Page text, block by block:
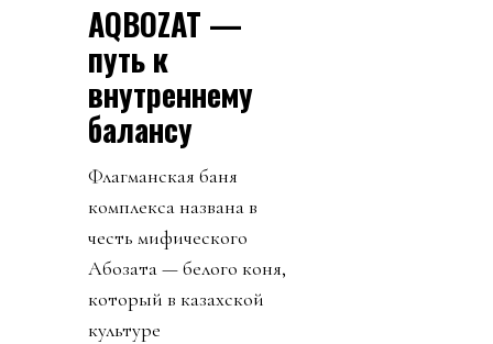
AQBOZAT —
путь к
внутреннему
балансу
Флагманская баня
комплекса названа в
честь мифического
Ақбозата — белого коня,
который в казахской
культуре